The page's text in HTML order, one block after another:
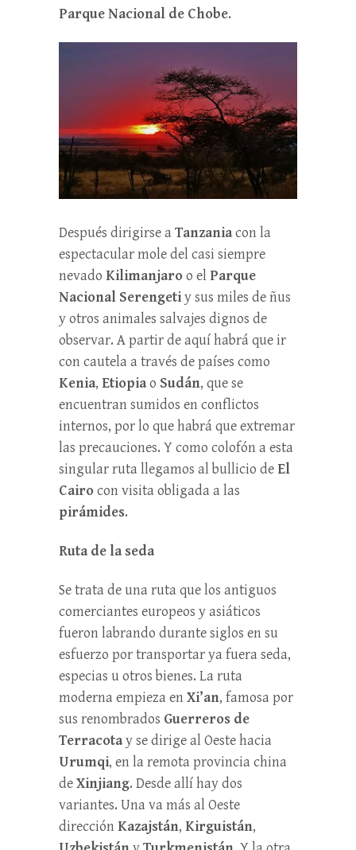
Parque Nacional de Chobe.
Después dirigirse a Tanzaniacon la
espectacular mole del casi siempre
nevado Kilimanjaroo elParque
Nacional Serengetiy sus miles de ñus
y otros animales salvajes dignos de
observar. A partir de aquí habrá que ir
con cautela a través de países como
Kenia, Etiopiao Sudán, que se
encuentran sumidos en conflictos
internos, por lo que habrá que extremar
las precauciones. Y como colofón a esta
singular ruta llegamos al bullicio deEl
Cairocon visita obligada a las
pirámides.
Ruta de la seda
Se trata de una ruta que los antiguos
comerciantes europeos y asiáticos
fueron labrando durante siglos en su
esfuerzo por transportar ya fuera seda,
especias u otros bienes. La ruta
moderna empieza enXi’an, famosa por
sus renombrados Guerreros de
Terracotay se dirige al Oeste hacia
Urumqi, en la remota provincia china
deXinjiang. Desde allí hay dos
variantes. Una va más al Oeste
direcciónKazajstán, Kirguistán,